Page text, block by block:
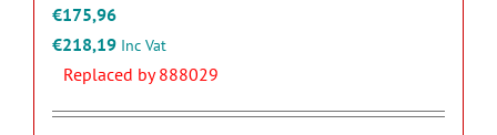
€175,96
€218,19 Inc Vat
Replaced by 888029